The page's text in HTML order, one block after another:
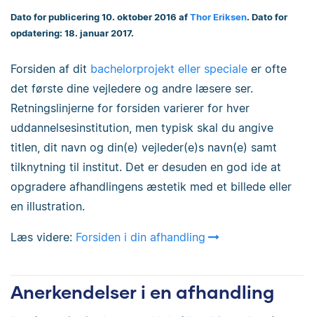
Dato for publicering 10. oktober 2016 af Thor Eriksen. Dato for
opdatering: 18. januar 2017.
Forsiden af dit bachelorprojekt eller speciale er ofte
det første dine vejledere og andre læsere ser.
Retningslinjerne for forsiden varierer for hver
uddannelsesinstitution, men typisk skal du angive
titlen, dit navn og din(e) vejleder(e)s navn(e) samt
tilknytning til institut. Det er desuden en god ide at
opgradere afhandlingens æstetik med et billede eller
en illustration.
Læs videre: Forsiden i din afhandling
Anerkendelser i en afhandling